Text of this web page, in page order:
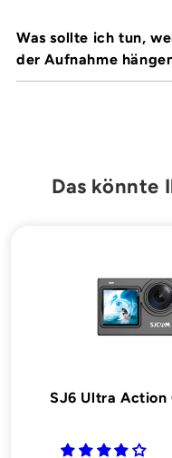
Was sollte ich tun,
der Aufnahme
Das könnte
SJ6 Ultra Action